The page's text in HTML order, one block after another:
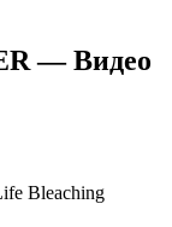
— Видео
Bleaching